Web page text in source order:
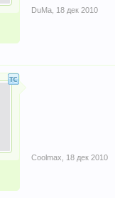
DuMa 18 дек 2010
Coolmax 18 дек 2010